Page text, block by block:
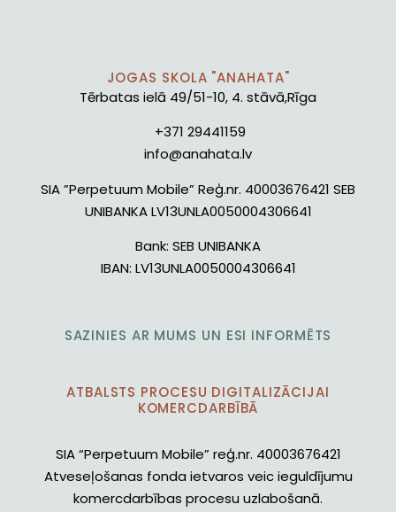
JOGAS SKOLA "ANAHATA"
Tērbatas ielā 49/51-10, 4. stāvā,Rīga
+371 29441159
info@anahata.lv
SIA ”Perpetuum Mobile” Reģ.nr. 40003676421 SEB
UNIBANKA LV13UNLA0050004306641
Bank: SEB UNIBANKA
IBAN: LV13UNLA0050004306641
SAZINIES AR MUMS UN ESI INFORMĒTS
ATBALSTS PROCESU DIGITALIZĀCIJAI
KOMERCDARBĪBĀ
SIA “Perpetuum Mobile” reģ.nr. 40003676421
Atveseļošanas fonda ietvaros veic ieguldījumu
komercdarbības procesu uzlabošanā.